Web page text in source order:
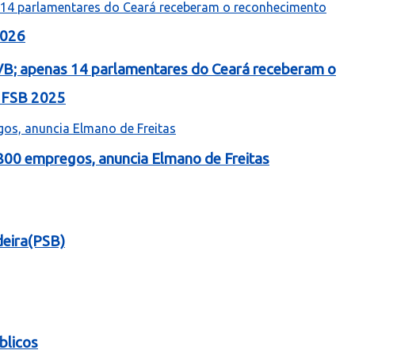
apenas 14 parlamentares do Ceará receberam o
2025
empregos, anuncia Elmano de Freitas